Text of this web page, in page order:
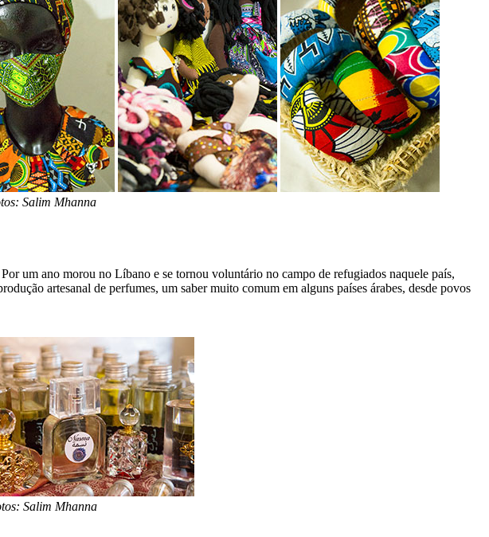
Salim Mhanna
um ano morou no Líbano e se tornou voluntário no campo de refugiados naquele país,
artesanal de perfumes, um saber muito comum em alguns países árabes, desde povos
Salim Mhanna